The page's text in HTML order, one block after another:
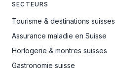
SECTEURS
Tourisme & destinations suisses
Assurance maladie en Suisse
Horlogerie & montres suisses
Gastronomie suisse